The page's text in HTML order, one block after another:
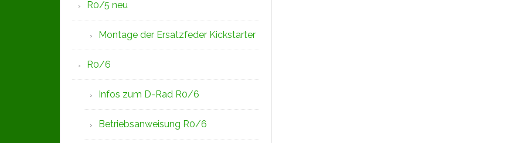
R0/5 neu
Montage der Ersatzfeder Kickstarter
R0/6
Infos zum D-Rad R0/6
Betriebsanweisung R0/6